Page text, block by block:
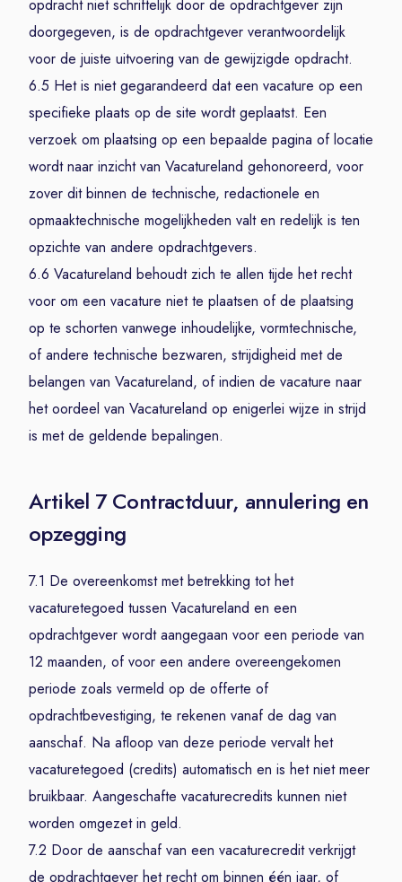
opdracht niet schriftelijk door de opdrachtgever zijn
doorgegeven, is de opdrachtgever verantwoordelijk
voor de juiste uitvoering van de gewijzigde opdracht.
6.5 Het is niet gegarandeerd dat een vacature op een
specifieke plaats op de site wordt geplaatst. Een
verzoek om plaatsing op een bepaalde pagina of locatie
wordt naar inzicht van Vacatureland gehonoreerd, voor
zover dit binnen de technische, redactionele en
opmaaktechnische mogelijkheden valt en redelijk is ten
opzichte van andere opdrachtgevers.
6.6 Vacatureland behoudt zich te allen tijde het recht
voor om een vacature niet te plaatsen of de plaatsing
op te schorten vanwege inhoudelijke, vormtechnische,
of andere technische bezwaren, strijdigheid met de
belangen van Vacatureland, of indien de vacature naar
het oordeel van Vacatureland op enigerlei wijze in strijd
is met de geldende bepalingen.
Artikel 7 Contractduur, annulering en
opzegging
7.1 De overeenkomst met betrekking tot het
vacaturetegoed tussen Vacatureland en een
opdrachtgever wordt aangegaan voor een periode van
12 maanden, of voor een andere overeengekomen
periode zoals vermeld op de offerte of
opdrachtbevestiging, te rekenen vanaf de dag van
aanschaf. Na afloop van deze periode vervalt het
vacaturetegoed (credits) automatisch en is het niet meer
bruikbaar. Aangeschafte vacaturecredits kunnen niet
worden omgezet in geld.
7.2 Door de aanschaf van een vacaturecredit verkrijgt
de opdrachtgever het recht om binnen één jaar, of